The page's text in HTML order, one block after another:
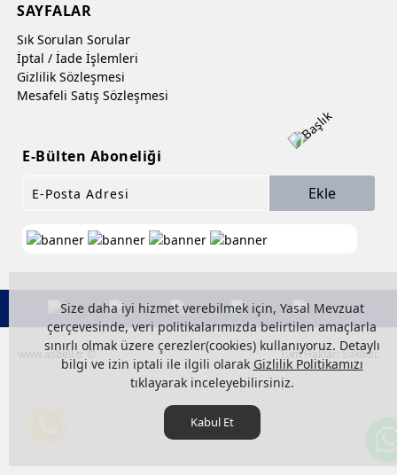
Size daha iyi hizmet verebilmek için, Yasal Mevzuat
çerçevesinde, veri politikalarımızda belirtilen amaçlarla
sınırlı olmak üzere çerezler(cookies) kullanıyoruz. Detaylı
bilgi ve izin iptali ile ilgili olarak Gizlilik Politikamızı
tıklayarak inceleyebilirsiniz.
Kabul Et
SAYFALAR
Sık Sorulan Sorular
İptal / İade İşlemleri
Gizlilik Sözleşmesi
Mesafeli Satış Sözleşmesi
E-Bülten Aboneliği
Ekle
www.asbell.tr © Tüm Hakları Saklıdır.